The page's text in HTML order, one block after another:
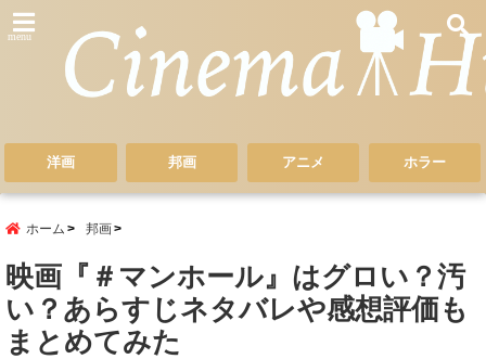
menu
洋画 邦画 アニメ ホラー
ホーム 邦画
映画『＃マンホール』はグロい？汚
い？あらすじネタバレや感想評価も
まとめてみた